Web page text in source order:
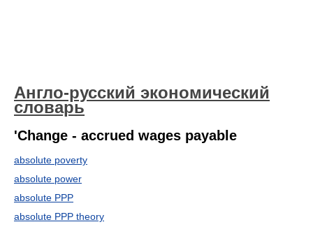
Англо-русский экономический
словарь
'Change - accrued wages payable
absolute poverty
absolute power
absolute PPP
absolute PPP theory